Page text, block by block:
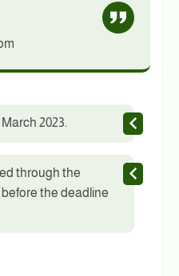
2023.
through the
the deadline